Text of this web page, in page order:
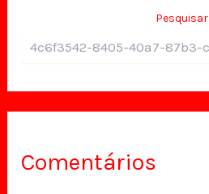
Pesquisar
Comentários